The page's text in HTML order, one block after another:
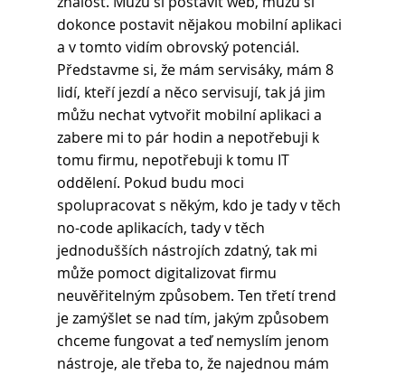
dokonce postavit nějakou mobilní aplikaci
a v tomto vidím obrovský potenciál.
Představme si, že mám servisáky, mám 8
lidí, kteří jezdí a něco servisují, tak já jim
můžu nechat vytvořit mobilní aplikaci a
zabere mi to pár hodin a nepotřebuji k
tomu firmu, nepotřebuji k tomu IT
oddělení. Pokud budu moci
spolupracovat s někým, kdo je tady v těch
no-code aplikacích, tady v těch
jednodušších nástrojích zdatný, tak mi
může pomoct digitalizovat firmu
neuvěřitelným způsobem. Ten třetí trend
je zamýšlet se nad tím, jakým způsobem
chceme fungovat a teď nemyslím jenom
nástroje, ale třeba to, že najednou mám